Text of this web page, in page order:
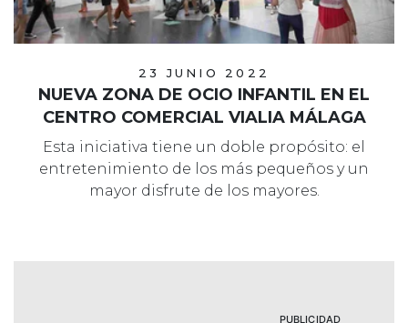
23 JUNIO 2022
NUEVA ZONA DE OCIO INFANTIL EN EL
CENTRO COMERCIAL VIALIA MÁLAGA
Esta iniciativa tiene un doble propósito: el
entretenimiento de los más pequeños y un
mayor disfrute de los mayores.
PUBLICIDAD